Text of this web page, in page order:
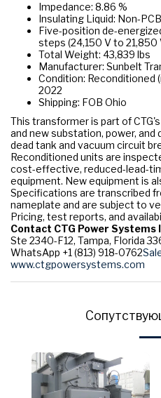
Impedance: 8.86 %
Insulating Liquid: Non-
Five-position de-
steps (24,150 V to 21,850
Total Weight: 43,839 lbs
Manufacturer: Sunbelt
Condition: Reconditioned
2022
Shipping: FOB Ohio
This transformer is part of
and new substation, power,
dead tank and vacuum circuit
Reconditioned units are
cost-effective, reduced-lead-
equipment. New equipment is
Specifications are transcribed
nameplate and are subject to
Pricing, test reports, and
Contact CTG Power Systems
Ste 2340-F12, Tampa, Florida
WhatsApp +1 (813) 918-0762
www.ctgpowersystems.com